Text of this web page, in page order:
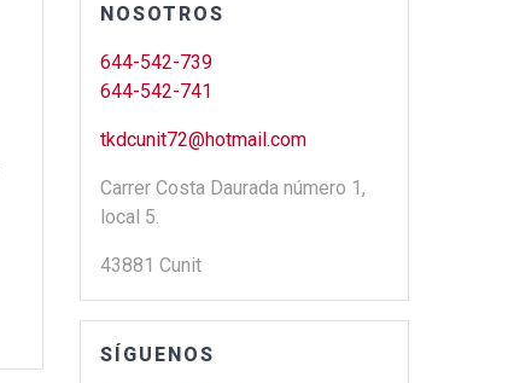
NOSOTROS
644-542-739
644-542-741
tkdcunit72@hotmail.com
Carrer Costa Daurada número 1,
local 5.
43881 Cunit
SÍGUENOS